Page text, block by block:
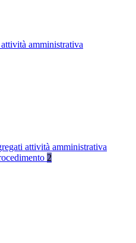
amministrativa
attività amministrativa
2